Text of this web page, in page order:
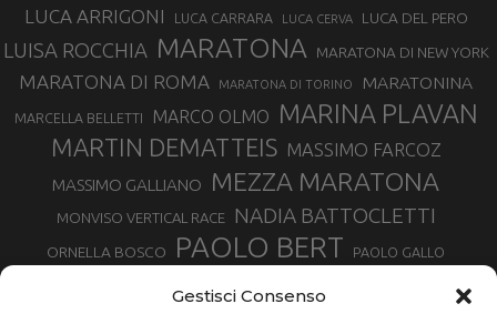
Gestisci Consenso
LUCA ARRIGONI LUCA CARRARA LUCA CERVA LUCA DEL PERO
LUISA ROCCHIA MARATONA MARATONA DI NEW YORK
MARATONA DI ROMA MARATONA DI TORINO MARATONINA
MARCELLA BELLETTI MARCO OLMO MARINA PLAVAN
MARTIN DEMATTEIS MASSIMO FARCOZ
MASSIMO GALLIANO MEZZA MARATONA
MONVISO VERTICAL RACE NADIA BATTOCLETTI
ORNELLA BOSCO PAOLO BERT PAOLO GALLO